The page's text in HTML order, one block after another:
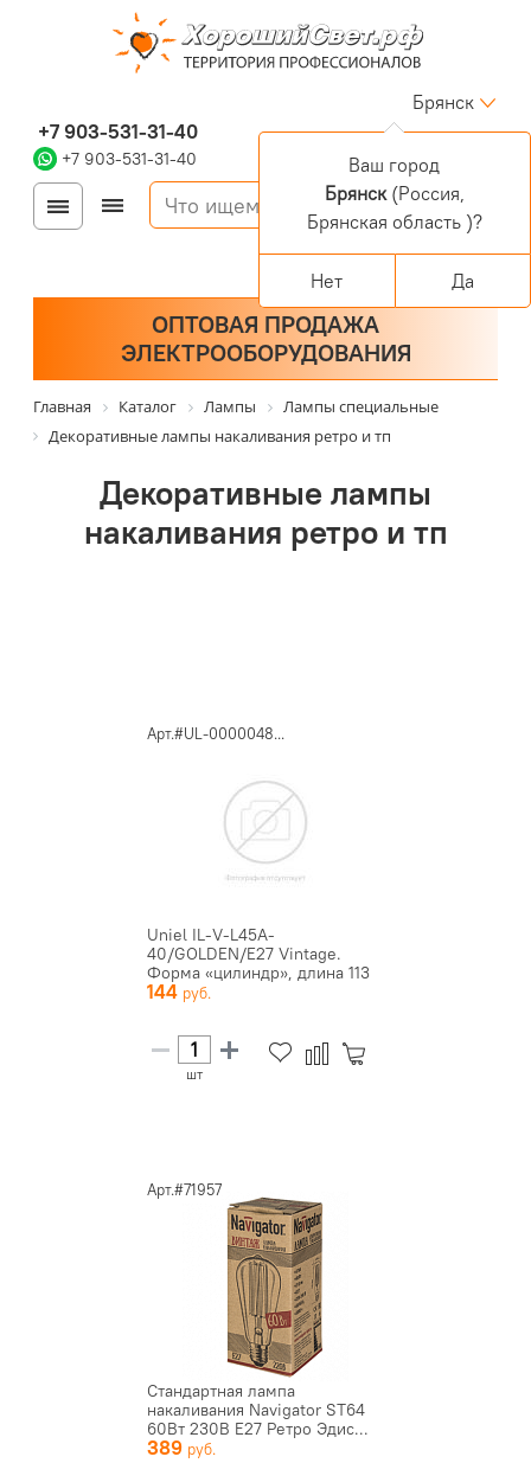
+7 903-531-31-40
+7 903-531-31-40
Брянск
Войти
Регистрация
Корзина
0 позиций
ОПТОВАЯ ПРОДАЖА
ЭЛЕКТРООБОРУДОВАНИЯ
Главная Каталог Лампы
Лампы специальные
Декоративные лампы накаливания ретро и тп
Декоративные лампы
накаливания ретро и тп
Арт.#UL-0000048...
Uniel IL-V-L45A-
40/GOLDEN/E27 Vintage.
Форма «цилиндр», длина 113
мм. форма...
144
шт
Арт.#71957
Стандартная лампа
накаливания Navigator ST64
60Вт 230В E27 Ретро Эдис...
389
Ваш город
Брянск(Россия,
Брянская область )?
Нет Да